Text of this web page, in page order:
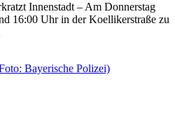
Innenstadt – Am Donnerstag
16:00 Uhr in der Koellikerstraße zu